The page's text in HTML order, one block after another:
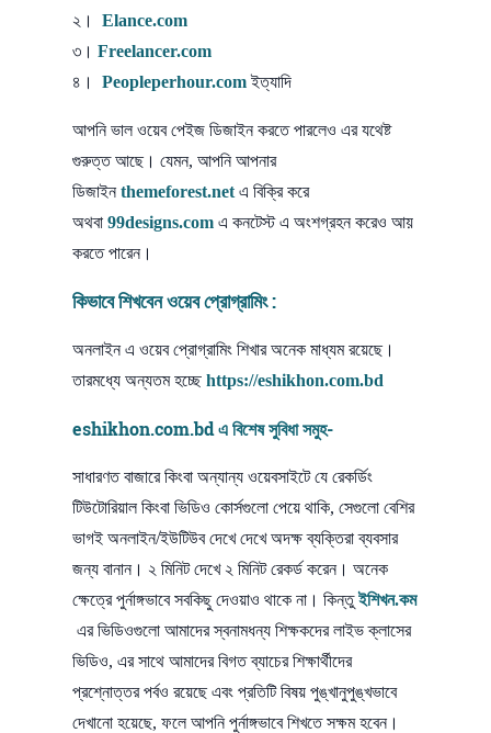
২। Elance.com
৩। Freelancer.com
৪। Peopleperhour.com ইত্যাদি
আপনি ভাল ওয়েব পেইজ ডিজাইন করতে পারলেও এর যথেষ্ট
গুরুত্ত আছে। যেমন, আপনি আপনার
ডিজাইনthemeforest.net এ বিক্রি করে
অথবা 99designs.com এ কনটেস্ট এ অংশগ্রহন করেও আয়
করতে পারেন।
কিভাবে শিখবেন ওয়েব প্রোগ্রামিং :
অনলাইন এ ওয়েব প্রোগ্রামিং শিখার অনেক মাধ্যম রয়েছে।
তারমধ্যে অন্যতম হচ্ছে https://eshikhon.com.bd
eshikhon.com.bdএবিশেষ সুবিধা সমুহ-
সাধারণত বাজারে কিংবা অন্যান্য ওয়েবসাইটে যে রেকর্ডিং
টিউটোরিয়াল কিংবা ভিডিও কোর্সগুলো পেয়ে থাকি, সেগুলো বেশির
ভাগই অনলাইন/ইউটিউব দেখে দেখে অদক্ষ ব্যক্তিরা ব্যবসার
জন্য বানান। ২ মিনিট দেখে ২ মিনিট রেকর্ড করেন। অনেক
ক্ষেত্রে পুর্নাঙ্গভাবে সবকিছু দেওয়াও থাকে না। কিন্তুইশিখন.কম
এর ভিডিওগুলো আমাদের স্বনামধন্য শিক্ষকদের লাইভ ক্লাসের
ভিডিও, এর সাথে আমাদের বিগত ব্যাচের শিক্ষার্থীদের
প্রশ্নোত্তর পর্বও রয়েছে এবং প্রতিটি বিষয় পুঙ্খানুপুঙ্খভাবে
দেখানো হয়েছে, ফলে আপনি পুর্নাঙ্গভাবে শিখতে সক্ষম হবেন।